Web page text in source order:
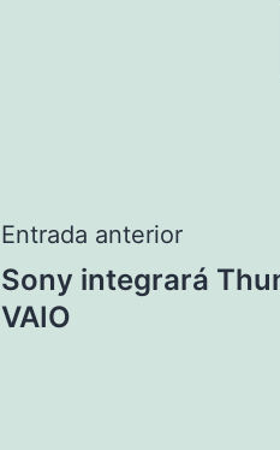
de
Entrada anterior
Sony integrará
VAIO